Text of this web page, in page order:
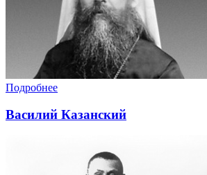
Подробнее
Василий Казанский